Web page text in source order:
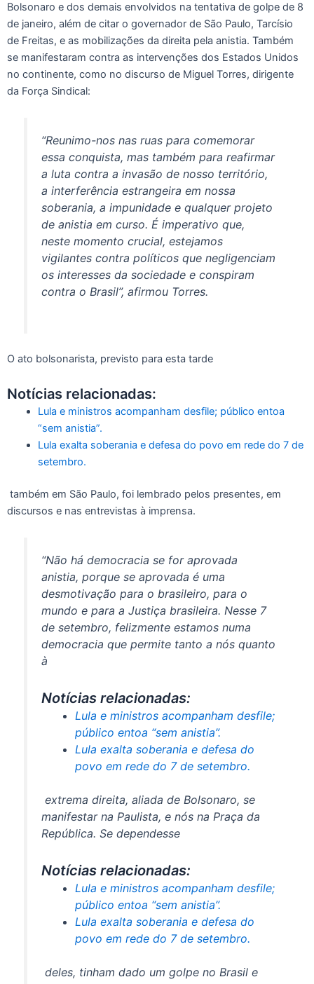
Bolsonaro e dos demais envolvidos na tentativa de golpe de 8
de janeiro, além de citar o governador de São Paulo, Tarcísio
de Freitas, e as mobilizações da direita pela anistia. Também
se manifestaram contra as intervenções dos Estados Unidos
no continente, como no discurso de Miguel Torres, dirigente
da Força Sindical:
“Reunimo-nos nas ruas para comemorar
essa conquista, mas também para reafirmar
a luta contra a invasão de nosso território,
a interferência estrangeira em nossa
soberania, a impunidade e qualquer projeto
de anistia em curso. É imperativo que,
neste momento crucial, estejamos
vigilantes contra políticos que negligenciam
os interesses da sociedade e conspiram
contra o Brasil”, afirmou Torres.
O ato bolsonarista, previsto para esta tarde
Notícias relacionadas:
Lula e ministros acompanham desfile; público entoa
“sem anistia”.
Lula exalta soberania e defesa do povo em rede do 7 de
setembro.
também em São Paulo, foi lembrado pelos presentes, em
discursos e nas entrevistas à imprensa.
“Não há democracia se for aprovada
anistia, porque se aprovada é uma
desmotivação para o brasileiro, para o
mundo e para a Justiça brasileira. Nesse 7
de setembro, felizmente estamos numa
democracia que permite tanto a nós quanto
à
Notícias relacionadas:
Lula e ministros acompanham desfile;
público entoa “sem anistia”.
Lula exalta soberania e defesa do
povo em rede do 7 de setembro.
extrema direita, aliada de Bolsonaro, se
manifestar na Paulista, e nós na Praça da
República. Se dependesse
Notícias relacionadas:
Lula e ministros acompanham desfile;
público entoa “sem anistia”.
Lula exalta soberania e defesa do
povo em rede do 7 de setembro.
deles, tinham dado um golpe no Brasil e